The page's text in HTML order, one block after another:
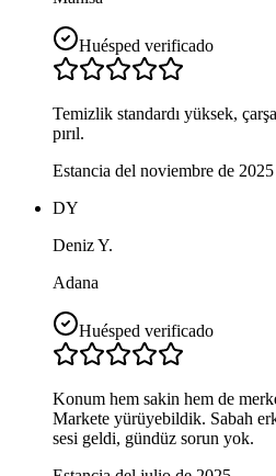
Huésped verificado
Temizlik standardı yüksek,
pırıl.
Estancia del noviembre de 2025
DY
Deniz Y.
Adana
Huésped verificado
Konum hem sakin hem de
Markete yürüyebildik. Sabah
sesi geldi, gündüz sorun yok.